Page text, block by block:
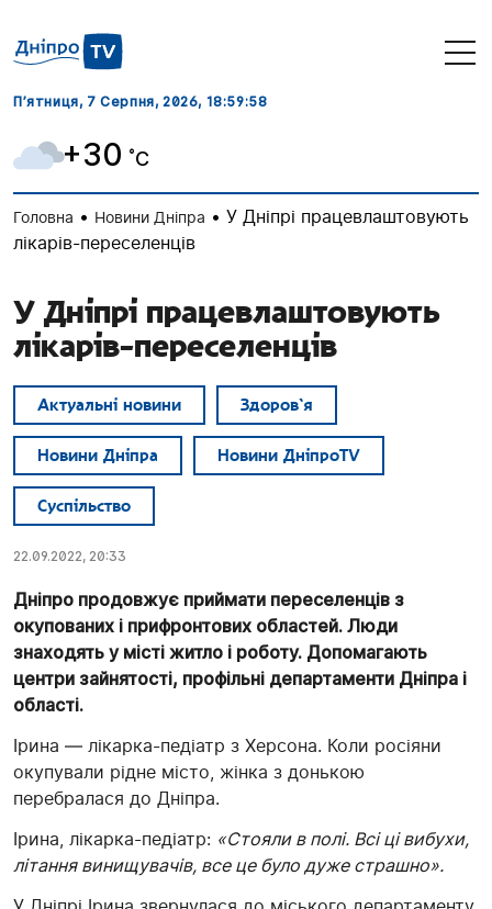
П’ятниця, 7 Серпня, 2026, 18:59:58
+30 ˚C
Головна • Новини Дніпра • У Дніпрі працевлаштовують
лікарів-переселенців
У Дніпрі працевлаштовують
лікарів-переселенців
Актуальні новини Здоров`я
Новини Дніпра Новини ДніпроTV
Суспільство
22.09.2022, 20:33
Дніпро продовжує приймати переселенців з
окупованих і прифронтових областей. Люди
знаходять у місті житло і роботу. Допомагають
центри зайнятості, профільні департаменти Дніпра і
області.
Ірина — лікарка-педіатр з Херсона. Коли росіяни
окупували рідне місто, жінка з донькою
перебралася до Дніпра.
Ірина, лікарка-педіатр: «Стояли в полі. Всі ці вибухи,
літання винищувачів, все це було дуже страшно».